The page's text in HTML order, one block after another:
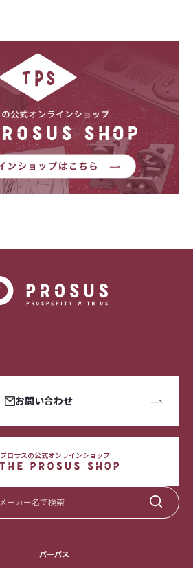
お問い合わせ
プロサスの公式オンラインショップ
パーパス